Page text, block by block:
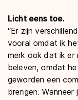
Licht eens toe.
“Er zijn
vooral omdat ik
merk ook dat ik er
beleven, omdat
geworden een
brengen.